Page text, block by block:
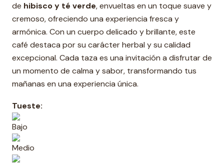
de hibisco y té verde, envueltas en un toque suave y
cremoso, ofreciendo una experiencia fresca y
armónica. Con un cuerpo delicado y brillante, este
café destaca por su carácter herbal y su calidad
excepcional. Cada taza es una invitación a disfrutar de
un momento de calma y sabor, transformando tus
mañanas en una experiencia única.
Tueste:
Bajo
Medio